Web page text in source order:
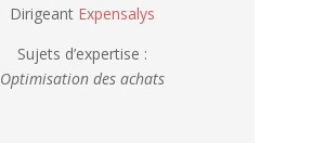
Dirigeant Expensalys
Sujets d’expertise :
Optimisation des achats